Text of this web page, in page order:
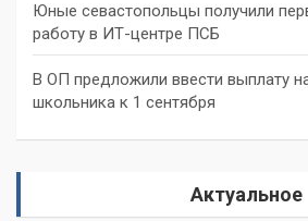
Юные севастопольцы получили
работу в ИТ-центре ПСБ
В ОП предложили ввести выплату
школьника к 1 сентября
Актуальное